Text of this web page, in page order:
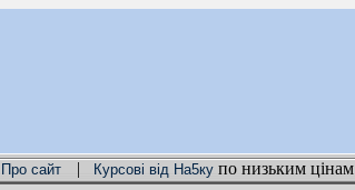
Про сайт | Курсові від На5ку по низьким цінам